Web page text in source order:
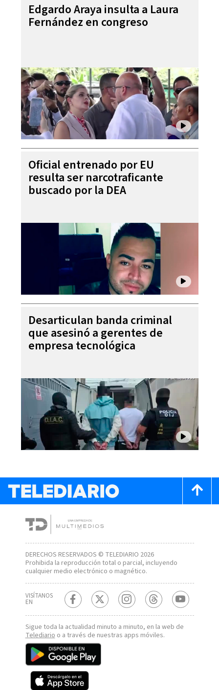
Edgardo Araya insulta a Laura
Fernández en congreso
Oficial entrenado por EU
resulta ser narcotraficante
buscado por la DEA
Desarticulan banda criminal
que asesinó a gerentes de
empresa tecnológica
DERECHOS RESERVADOS © TELEDIARIO 2026
Prohibida la reproducción total o parcial, incluyendo
cualquier medio electrónico o magnético.
VISÍTANOS
EN
Sigue toda la actualidad minuto a minuto, en la web de
Telediario o a través de nuestras apps móviles.